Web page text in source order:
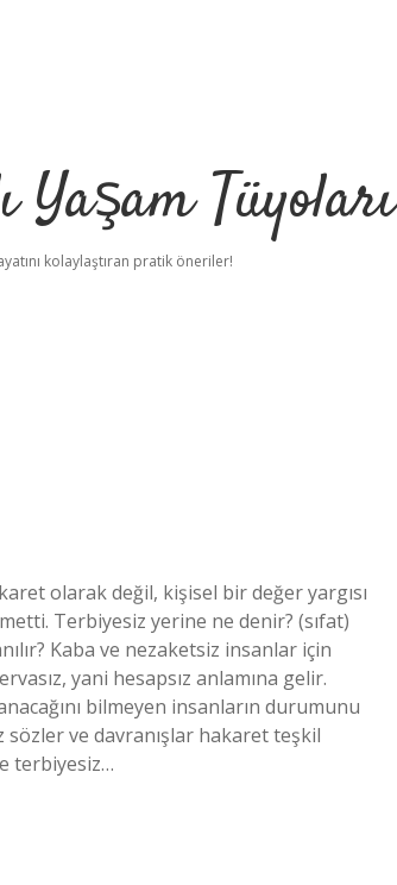
Yaşam Tüyoları
kolaylaştıran pratik öneriler!
olarak değil, kişisel bir değer yargısı
Terbiyesiz yerine ne denir? (sıfat)
Kaba ve nezaketsiz insanlar için
yani hesapsız anlamına gelir.
bilmeyen insanların durumunu
ve davranışlar hakaret teşkil
terbiyesiz…